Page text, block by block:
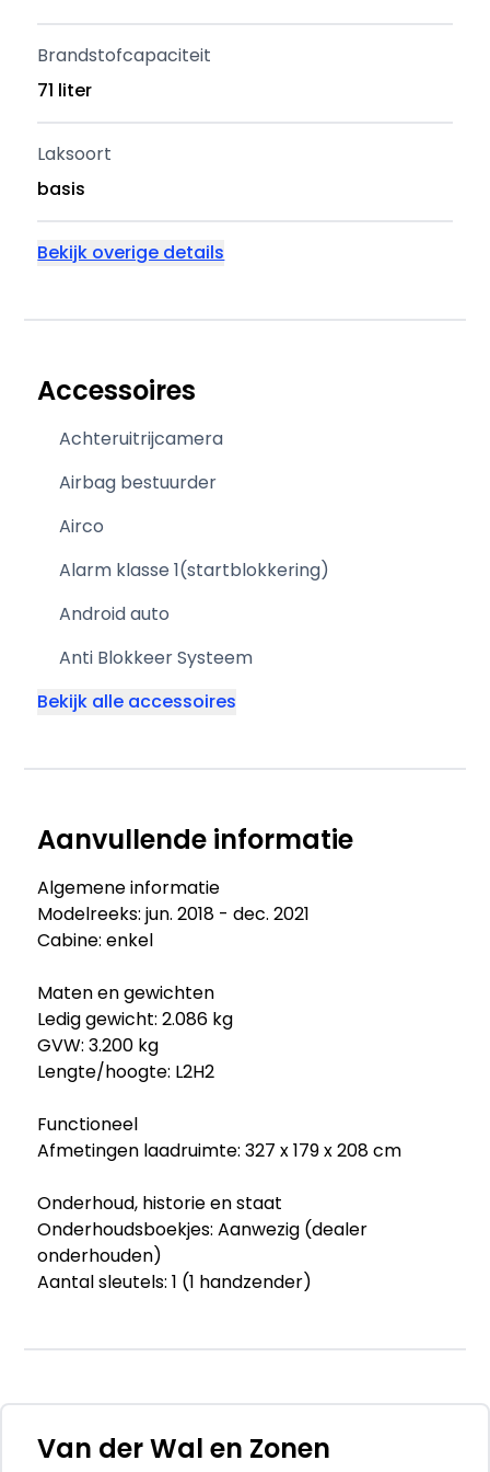
Brandstofcapaciteit
71 liter
Laksoort
basis
Bekijk overige details
Accessoires
Achteruitrijcamera
Airbag bestuurder
Airco
Alarm klasse 1(startblokkering)
Android auto
Anti Blokkeer Systeem
Bekijk alle accessoires
Aanvullende informatie
Algemene informatie
Modelreeks: jun. 2018 - dec. 2021
Cabine: enkel
Maten en gewichten
Ledig gewicht: 2.086 kg
GVW: 3.200 kg
Lengte/hoogte: L2H2
Functioneel
Afmetingen laadruimte: 327 x 179 x 208 cm
Onderhoud, historie en staat
Onderhoudsboekjes: Aanwezig (dealer
onderhouden)
Aantal sleutels: 1 (1 handzender)
Afleverpakketten
Optioneel afleverpakket (€ 695 ex BTW):
Van der Wal en Zonen